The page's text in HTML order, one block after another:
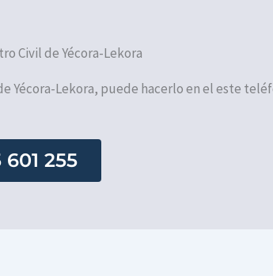
Civil de Yécora-Lekora
Yécora-Lekora, puede hacerlo en el este
255